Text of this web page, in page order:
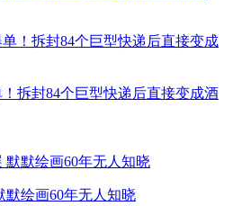
拆封84个巨型快递后直接变成酒
默绘画60年无人知晓